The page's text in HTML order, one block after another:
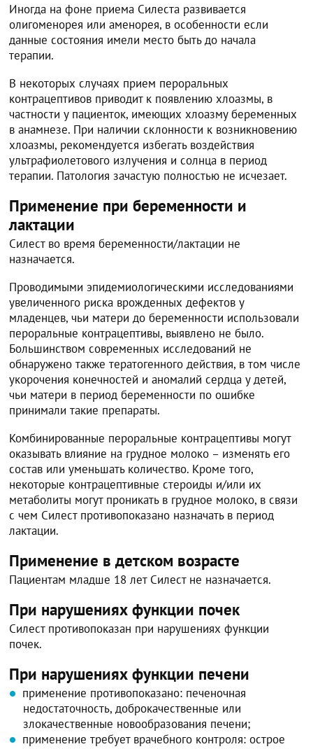
Иногда на фоне приема Силеста развивается
олигоменорея или аменорея, в особенности если
данные состояния имели место быть до начала
терапии.
В некоторых случаях прием пероральных
контрацептивов приводит к появлению хлоазмы, в
частности у пациенток, имеющих хлоазму беременных
в анамнезе. При наличии склонности к возникновению
хлоазмы, рекомендуется избегать воздействия
ультрафиолетового излучения и солнца в период
терапии. Патология зачастую полностью не исчезает.
Применение при беременности и
лактации
Силест во время беременности/лактации не
назначается.
Проводимыми эпидемиологическими исследованиями
увеличенного риска врожденных дефектов у
младенцев, чьи матери до беременности использовали
пероральные контрацептивы, выявлено не было.
Большинством современных исследований не
обнаружено также тератогенного действия, в том числе
укорочения конечностей и аномалий сердца у детей,
чьи матери в период беременности по ошибке
принимали такие препараты.
Комбинированные пероральные контрацептивы могут
оказывать влияние на грудное молоко – изменять его
состав или уменьшать количество. Кроме того,
некоторые контрацептивные стероиды и/или их
метаболиты могут проникать в грудное молоко, в связи
с чем Силест противопоказано назначать в период
лактации.
Применение в детском возрасте
Пациентам младше 18 лет Силест не назначается.
При нарушениях функции почек
Силест противопоказан при нарушениях функции
почек.
При нарушениях функции печени
применение противопоказано: печеночная
недостаточность, доброкачественные или
злокачественные новообразования печени;
применение требует врачебного контроля: острое